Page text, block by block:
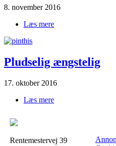
8. november 2016
Læs mere
Pludselig ængstelig
17. oktober 2016
Læs mere
Rentemestervej 39